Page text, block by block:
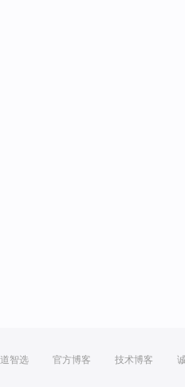
智选 官方博客 技术博客